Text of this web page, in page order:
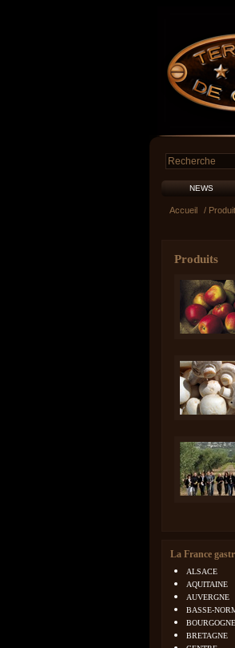
NEWS
Accueil /
Produits
La France
ALSACE
AQUITAINE
AUVERGNE
BASSE-
BOURGOGNE
BRETAGNE